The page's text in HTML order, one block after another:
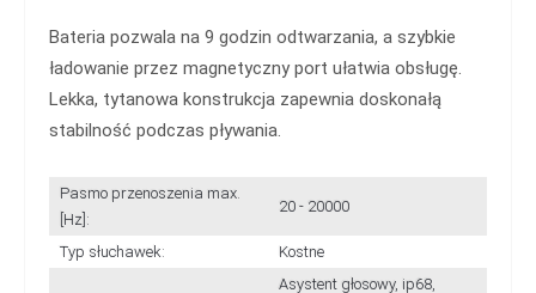
Bateria pozwala na 9 godzin odtwarzania, a szybkie
ładowanie przez magnetyczny port ułatwia obsługę.
Lekka, tytanowa konstrukcja zapewnia doskonałą
stabilność podczas pływania.
Pasmo przenoszenia max.
[Hz]:
20 - 20000
Typ słuchawek: Kostne
Asystent głosowy, ip68,